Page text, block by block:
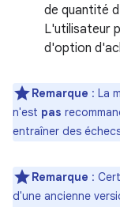
de quantité
L'utilisateur
d'option
Remarque : La
n'est pas
entraîner des
Remarque :
d'une ancienne